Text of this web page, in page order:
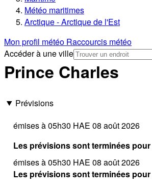
Météo maritimes
Arctique - Arctique de l'Est
Mon profil météo Raccourcis météo
Accéder à une ville
Prince Charles
Prévisions
émises à 05h30 HAE 08 août 2026
Les prévisions sont terminées
émises à 05h30 HAE 08 août 2026
Les prévisions sont terminées